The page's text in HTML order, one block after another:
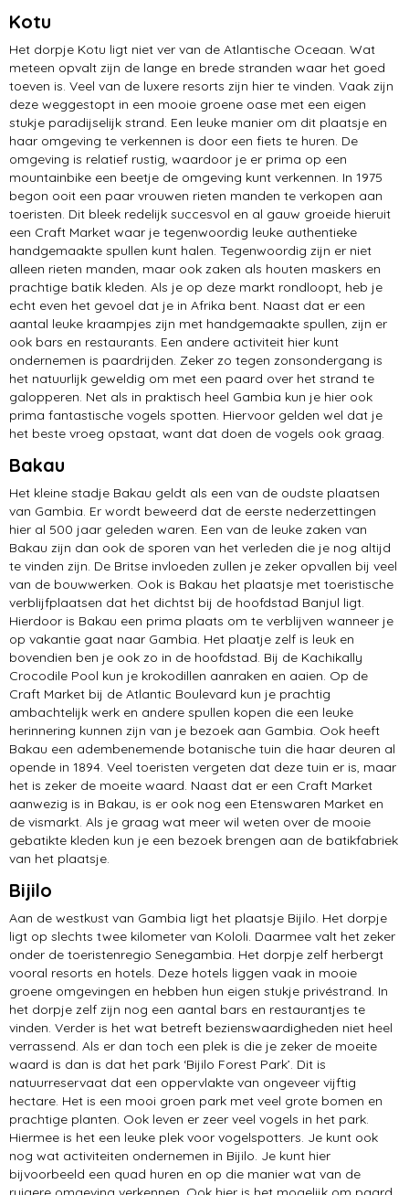
Kotu
Het dorpje Kotu ligt niet ver van de Atlantische Oceaan. Wat
meteen opvalt zijn de lange en brede stranden waar het goed
toeven is. Veel van de luxere resorts zijn hier te vinden. Vaak zijn
deze weggestopt in een mooie groene oase met een eigen
stukje paradijselijk strand. Een leuke manier om dit plaatsje en
haar omgeving te verkennen is door een fiets te huren. De
omgeving is relatief rustig, waardoor je er prima op een
mountainbike een beetje de omgeving kunt verkennen. In 1975
begon ooit een paar vrouwen rieten manden te verkopen aan
toeristen. Dit bleek redelijk succesvol en al gauw groeide hieruit
een Craft Market waar je tegenwoordig leuke authentieke
handgemaakte spullen kunt halen. Tegenwoordig zijn er niet
alleen rieten manden, maar ook zaken als houten maskers en
prachtige batik kleden. Als je op deze markt rondloopt, heb je
echt even het gevoel dat je in Afrika bent. Naast dat er een
aantal leuke kraampjes zijn met handgemaakte spullen, zijn er
ook bars en restaurants. Een andere activiteit hier kunt
ondernemen is paardrijden. Zeker zo tegen zonsondergang is
het natuurlijk geweldig om met een paard over het strand te
galopperen. Net als in praktisch heel Gambia kun je hier ook
prima fantastische vogels spotten. Hiervoor gelden wel dat je
het beste vroeg opstaat, want dat doen de vogels ook graag.
Bakau
Het kleine stadje Bakau geldt als een van de oudste plaatsen
van Gambia. Er wordt beweerd dat de eerste nederzettingen
hier al 500 jaar geleden waren. Een van de leuke zaken van
Bakau zijn dan ook de sporen van het verleden die je nog altijd
te vinden zijn. De Britse invloeden zullen je zeker opvallen bij veel
van de bouwwerken. Ook is Bakau het plaatsje met toeristische
verblijfplaatsen dat het dichtst bij de hoofdstad Banjul ligt.
Hierdoor is Bakau een prima plaats om te verblijven wanneer je
op vakantie gaat naar Gambia. Het plaatje zelf is leuk en
bovendien ben je ook zo in de hoofdstad. Bij de Kachikally
Crocodile Pool kun je krokodillen aanraken en aaien. Op de
Craft Market bij de Atlantic Boulevard kun je prachtig
ambachtelijk werk en andere spullen kopen die een leuke
herinnering kunnen zijn van je bezoek aan Gambia. Ook heeft
Bakau een adembenemende botanische tuin die haar deuren al
opende in 1894. Veel toeristen vergeten dat deze tuin er is, maar
het is zeker de moeite waard. Naast dat er een Craft Market
aanwezig is in Bakau, is er ook nog een Etenswaren Market en
de vismarkt. Als je graag wat meer wil weten over de mooie
gebatikte kleden kun je een bezoek brengen aan de batikfabriek
van het plaatsje.
Bijilo
Aan de westkust van Gambia ligt het plaatsje Bijilo. Het dorpje
ligt op slechts twee kilometer van Kololi. Daarmee valt het zeker
onder de toeristenregio Senegambia. Het dorpje zelf herbergt
vooral resorts en hotels. Deze hotels liggen vaak in mooie
groene omgevingen en hebben hun eigen stukje privéstrand. In
het dorpje zelf zijn nog een aantal bars en restaurantjes te
vinden. Verder is het wat betreft bezienswaardigheden niet heel
verrassend. Als er dan toch een plek is die je zeker de moeite
waard is dan is dat het park ‘Bijilo Forest Park’. Dit is
natuurreservaat dat een oppervlakte van ongeveer vijftig
hectare. Het is een mooi groen park met veel grote bomen en
prachtige planten. Ook leven er zeer veel vogels in het park.
Hiermee is het een leuke plek voor vogelspotters. Je kunt ook
nog wat activiteiten ondernemen in Bijilo. Je kunt hier
bijvoorbeeld een quad huren en op die manier wat van de